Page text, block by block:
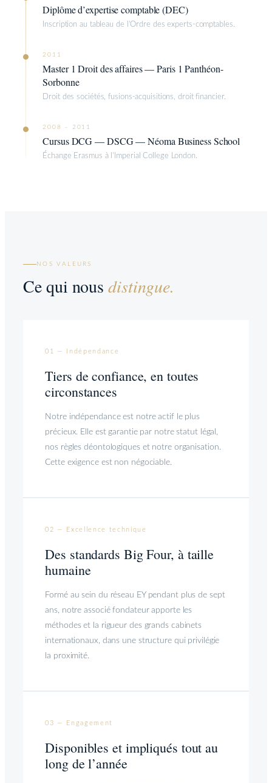
Diplôme d’expertise comptable (DEC)
Inscription au tableau de l’Ordre des experts-comptables.
2011
Master 1 Droit des affaires — Paris 1 Panthéon-
Sorbonne
Droit des sociétés, fusions-acquisitions, droit financier.
2008 – 2011
Cursus DCG — DSCG — Néoma Business School
Échange Erasmus à l’Imperial College London.
NOS VALEURS
Ce qui nousdistingue.
01 — Indépendance
Tiers de confiance, en toutes
circonstances
Notre indépendance est notre actif le plus
précieux. Elle est garantie par notre statut légal,
nos règles déontologiques et notre organisation.
Cette exigence est non négociable.
02 — Excellence technique
Des standards Big Four, à taille
humaine
Formé au sein du réseau EY pendant plus de sept
ans, notre associé fondateur apporte les
méthodes et la rigueur des grands cabinets
internationaux, dans une structure qui privilégie
la proximité.
03 — Engagement
Disponibles et impliqués tout au
long de l’année